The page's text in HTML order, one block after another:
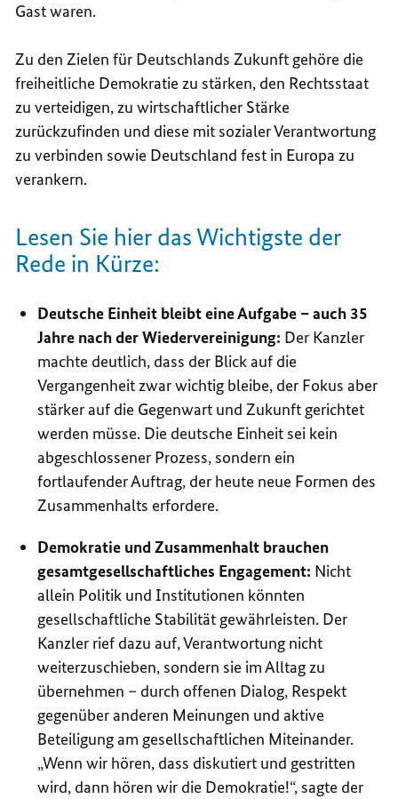
Gast waren.
Zu den Zielen für Deutschlands Zukunft gehöre die
freiheitliche Demokratie zu stärken, den Rechtsstaat
zu verteidigen, zu wirtschaftlicher Stärke
zurückzufinden und diese mit sozialer Verantwortung
zu verbinden sowie Deutschland fest in Europa zu
verankern.
Lesen Sie hier das Wichtigste der
Rede in Kürze:
Deutsche Einheit bleibt eine Aufgabe – auch 35
Jahre nach der Wiedervereinigung: Der Kanzler
machte deutlich, dass der Blick auf die
Vergangenheit zwar wichtig bleibe, der Fokus aber
stärker auf die Gegenwart und Zukunft gerichtet
werden müsse. Die deutsche Einheit sei kein
abgeschlossener Prozess, sondern ein
fortlaufender Auftrag, der heute neue Formen des
Zusammenhalts erfordere.
Demokratie und Zusammenhalt brauchen
gesamtgesellschaftliches Engagement: Nicht
allein Politik und Institutionen könnten
gesellschaftliche Stabilität gewährleisten. Der
Kanzler rief dazu auf, Verantwortung nicht
weiterzuschieben, sondern sie im Alltag zu
übernehmen – durch offenen Dialog, Respekt
gegenüber anderen Meinungen und aktive
Beteiligung am gesellschaftlichen Miteinander.
Wenn wir hören, dass diskutiert und gestritten
wird, dann hören wir die Demokratie! , sagte der